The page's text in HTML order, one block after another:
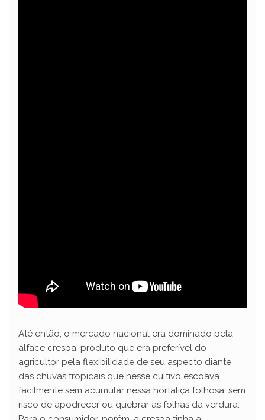
Até então, o mercado nacional era dominado pela
alface crespa, produto que era preferível do
agricultor pela flexibilidade de seu aspecto diante
das chuvas tropicais que nesse cultivo escoava
facilmente sem acumular nessa hortaliça folhosa, sem
risco de apodrecer ou quebrar as folhas da verdura.